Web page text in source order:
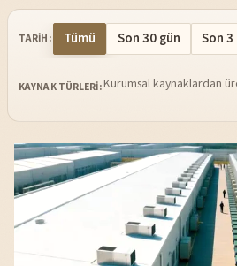
TARIH: Tümü Son 30 gün Son 3
KAYNAK TÜRLERI:Kurumsal kaynaklardan